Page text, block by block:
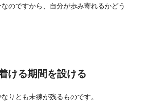
のですから、自分が歩み寄れるかどう
ける期間を設ける
りとも未練が残るものです。